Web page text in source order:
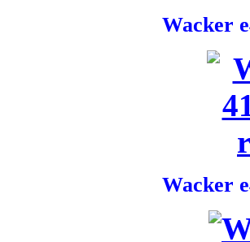
Wacker
Wacker